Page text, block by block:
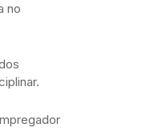
no